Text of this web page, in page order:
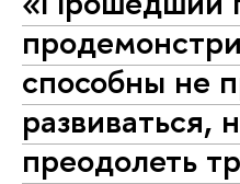
способны не
развиваться,
преодолеть